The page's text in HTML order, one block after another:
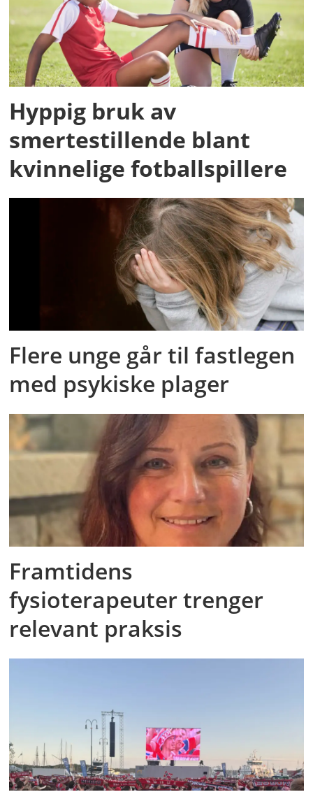
Hyppig bruk av
smertestillende blant
kvinnelige fotballspillere
Flere unge går til fastlegen
med psykiske plager
Framtidens
fysioterapeuter trenger
relevant praksis